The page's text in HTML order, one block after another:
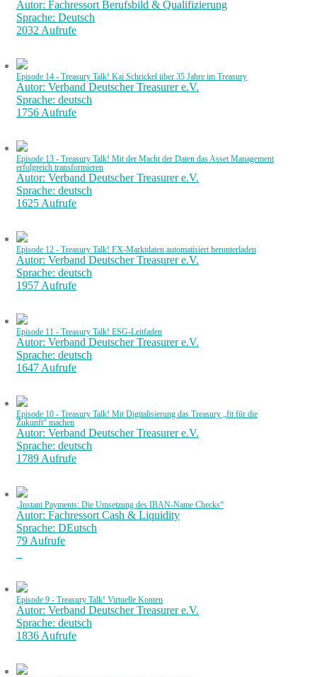
Autor: Fachressort Berufsbild & Qualifizierung
Sprache: Deutsch
2032 Aufrufe
Episode 14 - Treasury Talk! Kai Schrickel über 35 Jahre im Treasury
Autor: Verband Deutscher Treasurer e.V.
Sprache: deutsch
1756 Aufrufe
Episode 13 - Treasury Talk! Mit der Macht der Daten das Asset Management
erfolgreich transformieren
Autor: Verband Deutscher Treasurer e.V.
Sprache: deutsch
1625 Aufrufe
Episode 12 - Treasury Talk! FX-Marktdaten automatisiert herunterladen
Autor: Verband Deutscher Treasurer e.V.
Sprache: deutsch
1957 Aufrufe
Episode 11 - Treasury Talk! ESG-Leitfaden
Autor: Verband Deutscher Treasurer e.V.
Sprache: deutsch
1647 Aufrufe
Episode 10 - Treasury Talk! Mit Digitalisierung das Treasury „fit für die
Zukunft“ machen
Autor: Verband Deutscher Treasurer e.V.
Sprache: deutsch
1789 Aufrufe
„Instant Payments: Die Umsetzung des IBAN-Name Checks“
Autor: Fachressort Cash & Liquidity
Sprache: DEutsch
79 Aufrufe
Episode 9 - Treasury Talk! Virtuelle Konten
Autor: Verband Deutscher Treasurer e.V.
Sprache: deutsch
1836 Aufrufe